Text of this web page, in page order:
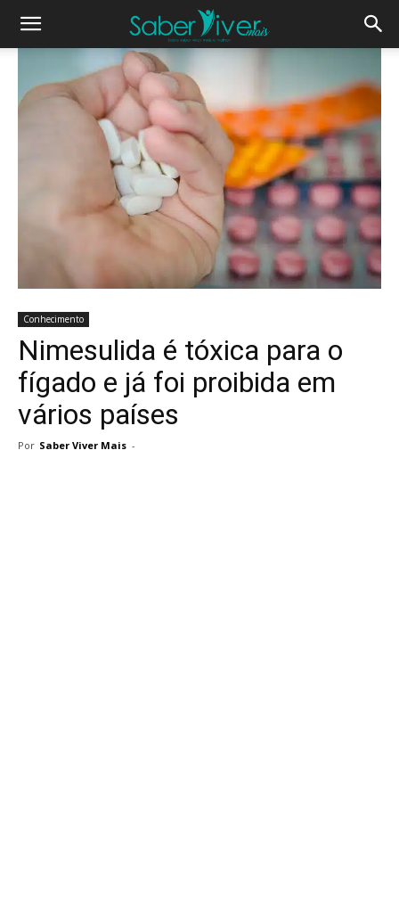
Conhecimento
Nimesulida é tóxica para o
fígado e já foi proibida em
vários países
Por Saber Viver Mais -